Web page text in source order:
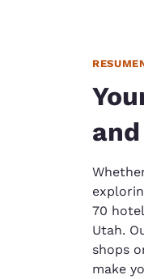
70
Utah.
shops
make